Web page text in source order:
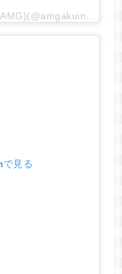
アミューズメントメディア総合学院(AMG)(@amgakuin)がシェアした投稿
見る